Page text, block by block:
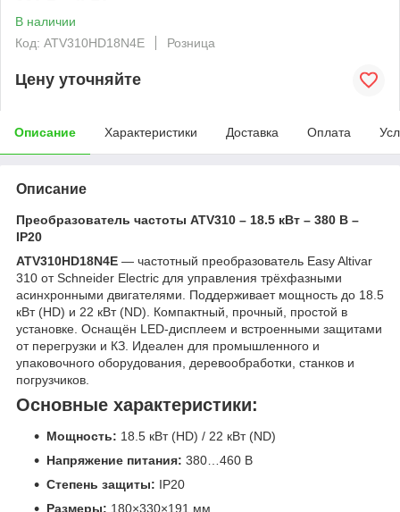
В наличии
Код: ATV310HD18N4E
Розница
Цену уточняйте
Описание Характеристики Доставка Оплата
Описание
Преобразователь частоты ATV310 – 18.5 кВт – 380 В –
IP20
ATV310HD18N4E — частотный преобразователь Easy Altivar
310 от Schneider Electric для управления трёхфазными
асинхронными двигателями. Поддерживает мощность до 18.5
кВт (HD) и 22 кВт (ND). Компактный, прочный, простой в
установке. Оснащён LED-дисплеем и встроенными защитами
от перегрузки и КЗ. Идеален для промышленного и
упаковочного оборудования, деревообработки, станков и
погрузчиков.
Основные характеристики:
Мощность: 18.5 кВт (HD) / 22 кВт (ND)
Напряжение питания: 380…460 В
Степень защиты: IP20
Размеры: 180×330×191 мм